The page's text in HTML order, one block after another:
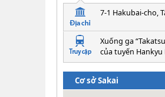
7-1 Hakubai-cho,
Xuống ga
của tuyến
Cơ sở Sakai